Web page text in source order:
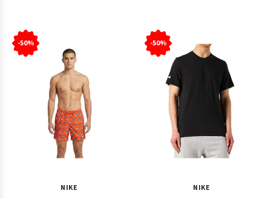
-50%
NIKE
-50%
NIKE